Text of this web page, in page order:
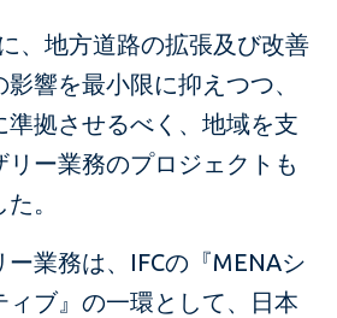
、地方道路の拡張及び改善
響を最小限に抑えつつ、
準拠させるべく、地域を支
ー業務のプロジェクトも
。
業務は、IFCの『MENAシ
ィブ』の一環として、日本